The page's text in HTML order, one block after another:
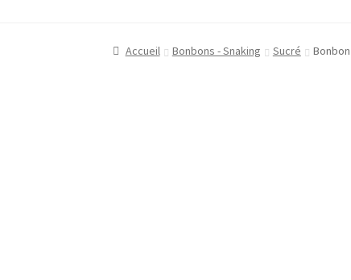
Accueil Bonbons - Snaking Sucré